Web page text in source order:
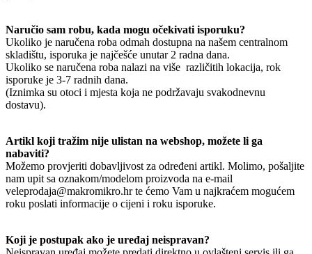
Naručio sam robu, kada mogu očekivati isporuku?
Ukoliko je naručena roba odmah dostupna na našem centralnom
skladištu, isporuka je najčešće unutar 2 radna dana.
Ukoliko se naručena roba nalazi na više različitih lokacija, rok
isporuke je 3-7 radnih dana.
(Iznimka su otoci i mjesta koja ne podržavaju svakodnevnu
dostavu).
Artikl koji tražim nije ulistan na webshop, možete li ga
nabaviti?
Možemo provjeriti dobavljivost za određeni artikl. Molimo, pošaljite
nam upit sa oznakom/modelom proizvoda na e-mail
veleprodaja@makromikro.hr te ćemo Vam u najkraćem mogućem
roku poslati informacije o cijeni i roku isporuke.
Koji je postupak ako je uređaj neispravan?